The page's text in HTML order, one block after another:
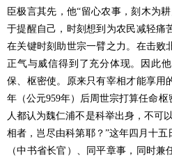
臣极言其先，他“留心农事，刻木为
于提醒自己，时刻想到为农民减轻痛
在关键时刻助世宗一臂之力。在击败
正气与威信得到了充分体现。因此
保、枢密使。原来只有宰相才能享用
年（公元959年）后周世宗打算任命
人都认为魏仁浦不是科举出身，不可
相者，岂尽由科第耶？”这年四月十
（中书省长官）、同平章事，同时